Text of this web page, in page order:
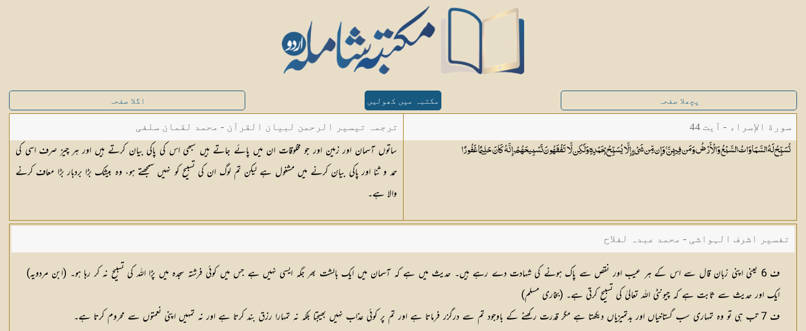
پچھلا صفحہ مکتبہ میں کھولیں اگلا صفحہ
سورة الإسراء - آیت 44
تُسَبِّحُ لَهُ السَّمَاوَاتُ السَّبْعُ وَالْأَرْضُ وَمَن فِيهِنَّ ۚ وَإِن مِّن شَيْءٍ إِلَّا يُسَبِّحُ بِحَمْدِهِ وَلَٰكِن لَّا تَفْقَهُونَ تَسْبِيحَهُمْ ۗ إِنَّهُ كَانَ حَلِيمًاغَفُورًا
ترجمہ تیسیر الرحمن لبیان القرآن - محمد لقمان سلفی
ساتوں آسمان اور زمین اور جو مخلوقات ان میں پائے جاتے ہیں سبھی اس کی پاکی بیان کرتے ہیں اور ہر چیز صرف اسی کی
حمد و ثنا اور پاکی بیان کرنے میں مشغول ہے لیکن تم لوگ ان کی تسبیح کو نہیں سمجھتے ہو، وہ بیشک بڑا بردبار بڑا معاف کرنے
والا ہے۔
تفسیر اشرف الہواشی - محمد عبدہ لفلاح
ف 6 یعنی اپنی زبان قال سے اس کے ہر عیب اور نقص سے پاک ہونے کی شہادت دے رہے ہیں۔ حدیث میں ہے کہ آسمان میں ایک بالشت بھر جگہ ایسی نہیں ہے جس میں کوئی فرشتہ سجدہ میں پڑا اللہ کی تسبیح نہ کر رہا ہو۔ (ابن مردویہ)
ایک اور حدیث سے ثابت ہے کہ چیونٹی اللہ تعالیٰ کی تسبیح کرتی ہے۔ (بخاری مسلم)
ف 7 تب ہی تو وہ تمہاری سب گستاخیاں اور بدتمیزیاں دیکھتا ہے مگر قدرت رکھنے کے باوجود تم سے درگزر فرماتا ہے اور تم پر کوئی عذاب نہیں بھیجتا بلکہ نہ تمہارا رزق بند کرتا ہے اور نہ تمہیں اپنی نعمتوں سے محروم کرتا ہے۔